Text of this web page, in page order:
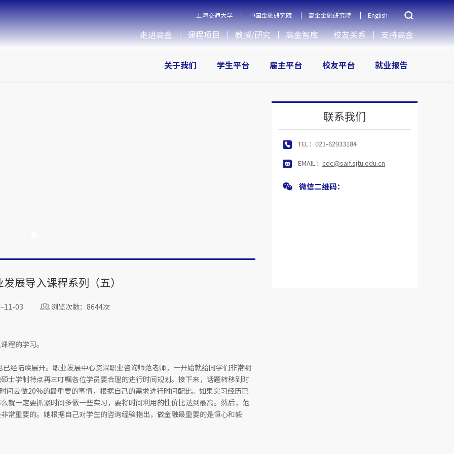
上海交通大学 中国金融研究院 高金金融研究院 English
走进高金 课程项目 教授/研究 高金智库 校友关系 支持高金
关于我们 学生平台 雇主平台 校友平台 就业报告
展导入课程系列（五）
11-03 浏览次数：8644次
程的学习。
经陆续展开。职业发展中心资深职业咨询师范老师，一开始就给同学们非常明
士学制特点再三叮嘱各位学员要合理的进行时间规划。接下来，话题转移到时
去做20%的最重要的事情，根据自己的需求进行时间配比。如果实习经历已
就一定要抓紧时间多做一些实习，要将时间利用的性价比达到最高。然后，范
常重要的。她根据自己对学生的咨询经验指出，做金融最重要的是恒心和毅
联系我们
TEL： 021-62933184
EMAIL： cdc@saif.sjtu.edu.cn
微信二维码：